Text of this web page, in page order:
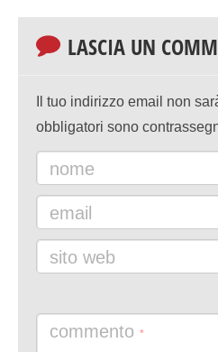
LASCIA UN
Il tuo indirizzo email non
obbligatori sono
nome
email
sito web
commento *